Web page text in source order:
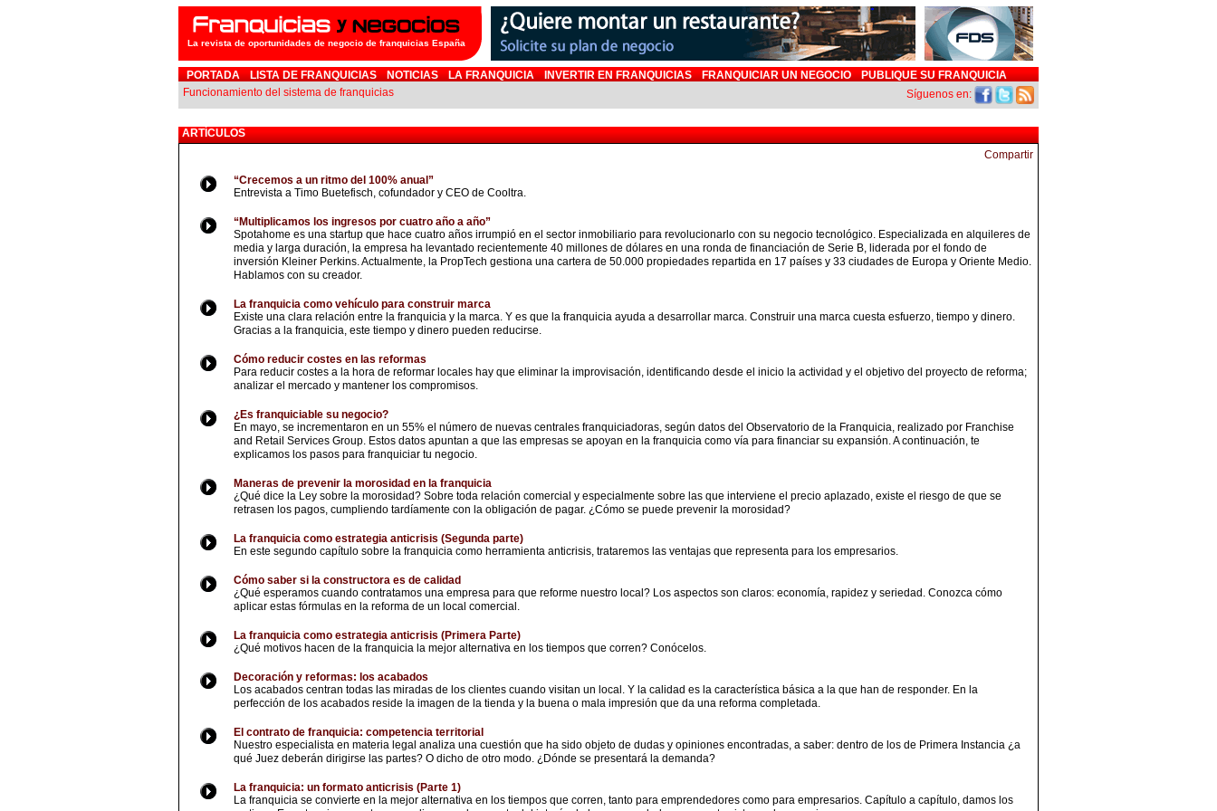
La revista de oportunidades de negocio de franquicias España
PORTADA LISTA DE FRANQUICIAS NOTICIAS LA FRANQUICIA INVERTIR EN FRANQUICIAS FRANQUICIAR UN NEGOCIO
PUBLIQUE SU FRANQUICIA
Funcionamiento del sistema de franquicias
Síguenos en:
ARTÍCULOS
“Crecemos a un ritmo del 100% anual”
Entrevista a Timo Buetefisch, cofundador y CEO de Cooltra.
“Multiplicamos los ingresos por cuatro año a año”
Spotahome es una startup que hace cuatro años irrumpió en el sector inmobiliario para revolucionarlo con su negocio tecnológico. Especializada en alquileres de
media y larga duración, la empresa ha levantado recientemente 40 millones de dólares en una ronda de financiación de Serie B, liderada por el fondo de
inversión Kleiner Perkins. Actualmente, la PropTech gestiona una cartera de 50.000 propiedades repartida en 17 países y 33 ciudades de Europa y Oriente Medio.
Hablamos con su creador.
La franquicia como vehículo para construir marca
Existe una clara relación entre la franquicia y la marca. Y es que la franquicia ayuda a desarrollar marca. Construir una marca cuesta esfuerzo, tiempo y dinero.
Gracias a la franquicia, este tiempo y dinero pueden reducirse.
Cómo reducir costes en las reformas
Para reducir costes a la hora de reformar locales hay que eliminar la improvisación, identificando desde el inicio la actividad y el objetivo del proyecto de reforma;
analizar el mercado y mantener los compromisos.
¿Es franquiciable su negocio?
En mayo, se incrementaron en un 55% el número de nuevas centrales franquiciadoras, según datos del Observatorio de la Franquicia, realizado por Franchise
and Retail Services Group. Estos datos apuntan a que las empresas se apoyan en la franquicia como vía para financiar su expansión. A continuación, te
explicamos los pasos para franquiciar tu negocio.
Maneras de prevenir la morosidad en la franquicia
¿Qué dice la Ley sobre la morosidad? Sobre toda relación comercial y especialmente sobre las que interviene el precio aplazado, existe el riesgo de que se
retrasen los pagos, cumpliendo tardíamente con la obligación de pagar. ¿Cómo se puede prevenir la morosidad?
La franquicia como estrategia anticrisis (Segunda parte)
En este segundo capítulo sobre la franquicia como herramienta anticrisis, trataremos las ventajas que representa para los empresarios.
Cómo saber si la constructora es de calidad
¿Qué esperamos cuando contratamos una empresa para que reforme nuestro local? Los aspectos son claros: economía, rapidez y seriedad. Conozca cómo
aplicar estas fórmulas en la reforma de un local comercial.
La franquicia como estrategia anticrisis (Primera Parte)
¿Qué motivos hacen de la franquicia la mejor alternativa en los tiempos que corren? Conócelos.
Decoración y reformas: los acabados
Los acabados centran todas las miradas de los clientes cuando visitan un local. Y la calidad es la característica básica a la que han de responder. En la
perfección de los acabados reside la imagen de la tienda y la buena o mala impresión que da una reforma completada.
El contrato de franquicia: competencia territorial
Nuestro especialista en materia legal analiza una cuestión que ha sido objeto de dudas y opiniones encontradas, a saber: dentro de los de Primera Instancia ¿a
qué Juez deberán dirigirse las partes? O dicho de otro modo. ¿Dónde se presentará la demanda?
La franquicia: un formato anticrisis (Parte 1)
La franquicia se convierte en la mejor alternativa en los tiempos que corren, tanto para emprendedores como para empresarios. Capítulo a capítulo, damos los